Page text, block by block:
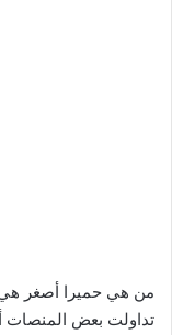
من هي حميرا أصغر هي
تداولت بعض المنصات